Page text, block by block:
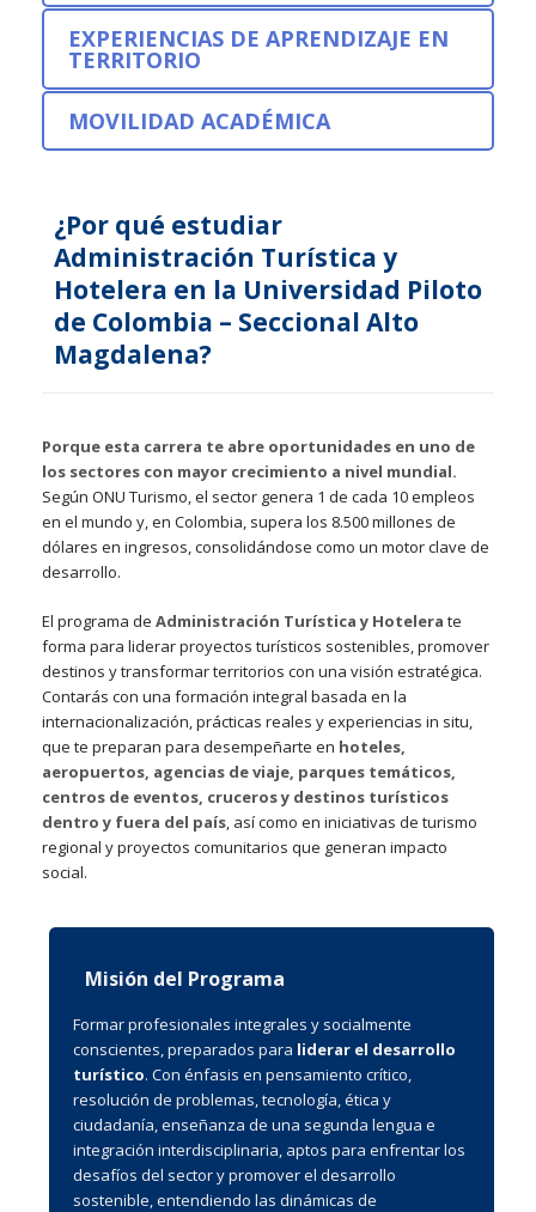
EXPERIENCIAS DE APRENDIZAJE EN
TERRITORIO
MOVILIDAD ACADÉMICA
¿Por qué estudiar
Administración Turística y
Hotelera en la Universidad Piloto
de Colombia – Seccional Alto
Magdalena?
Porque esta carrera te abre oportunidades en uno de
los sectores con mayor crecimiento a nivel mundial.
Según ONU Turismo, el sector genera 1 de cada 10 empleos
en el mundo y, en Colombia, supera los 8.500 millones de
dólares en ingresos, consolidándose como un motor clave de
desarrollo.
El programa de Administración Turística y Hotelera te
forma para liderar proyectos turísticos sostenibles, promover
destinos y transformar territorios con una visión estratégica.
Contarás con una formación integral basada en la
internacionalización, prácticas reales y experiencias in situ,
que te preparan para desempeñarte en hoteles,
aeropuertos, agencias de viaje, parques temáticos,
centros de eventos, cruceros y destinos turísticos
dentro y fuera del país, así como en iniciativas de turismo
regional y proyectos comunitarios que generan impacto
social.
Misión del Programa
Formar profesionales integrales y socialmente
conscientes, preparados para liderar el desarrollo
turístico. Con énfasis en pensamiento crítico,
resolución de problemas, tecnología, ética y
ciudadanía, enseñanza de una segunda lengua e
integración interdisciplinaria, aptos para enfrentar los
desafíos del sector y promover el desarrollo
sostenible, entendiendo las dinámicas de